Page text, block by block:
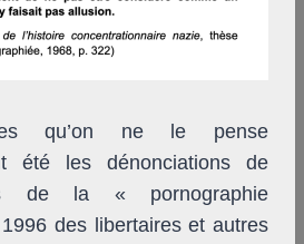
qu’on ne le pense
été les dénonciations de
de la « pornographie
des libertaires et autres